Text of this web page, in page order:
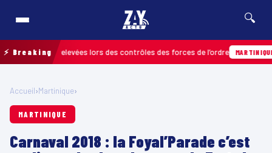
🔍
⚡ Breakingrelevées lors des contrôles des forces de l’ordre MARTINIQUE
Accueil›Martinique›
MARTINIQUE
Carnaval 2018 : la Foyal’Parade c’est